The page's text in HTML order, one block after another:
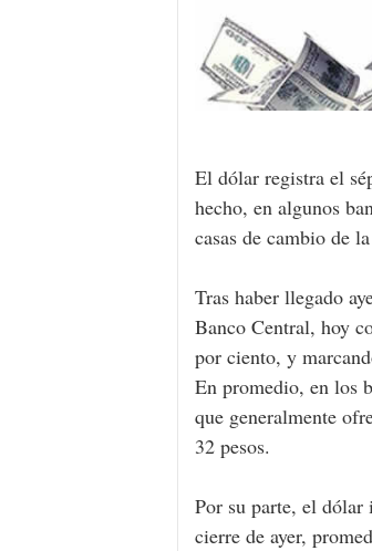
El dólar registra el
hecho, en algunos
casas de cambio de
Tras haber llegado
Banco Central, hoy
por ciento, y
En promedio, en los
que generalmente
32 pesos.
Por su parte, el dólar
cierre de ayer,